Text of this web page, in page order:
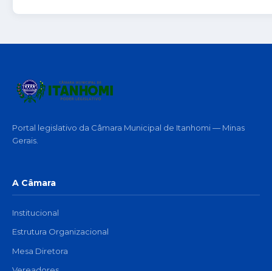
Portal legislativo da Câmara Municipal de Itanhomi — Minas
Gerais.
A Câmara
Institucional
Estrutura Organizacional
Mesa Diretora